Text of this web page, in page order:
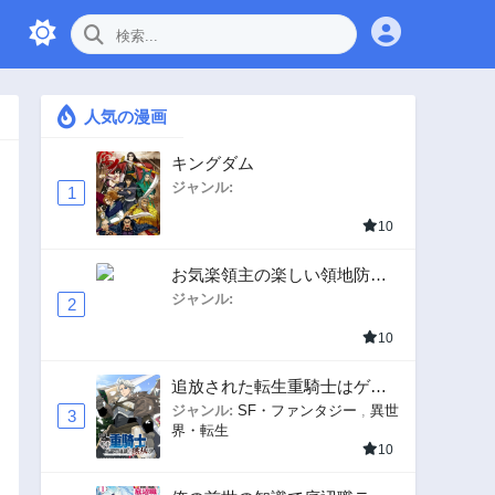
人気の漫画
1
キングダム
ジャンル:
10
2
お気楽領主の楽しい領地防衛
〜生産系魔術で名もなき村を
ジャンル:
10
3
追放された転生重騎士はゲー
ム知識で無双する
ジャンル: SF・ファンタジー
異世
界・転生
10